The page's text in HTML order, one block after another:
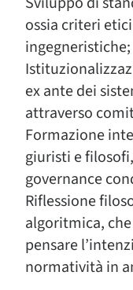
ossia criteri
ingegneristiche;
ex ante dei
attraverso
Formazione
giuristi e
governance
Riflessione
algoritmica,
pensare
normatività in